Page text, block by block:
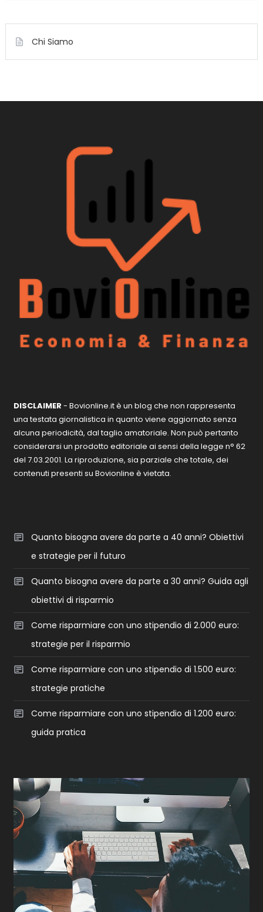
Chi Siamo
DISCLAIMER - Bovionline.it è un blog che non rappresenta
una testata giornalistica in quanto viene aggiornato senza
alcuna periodicità, dal taglio amatoriale. Non può pertanto
considerarsi un prodotto editoriale ai sensi della legge n° 62
del 7.03.2001. La riproduzione, sia parziale che totale, dei
contenuti presenti su Bovionline è vietata.
Quanto bisogna avere da parte a 40 anni? Obiettivi
e strategie per il futuro
Quanto bisogna avere da parte a 30 anni? Guida agli
obiettivi di risparmio
Come risparmiare con uno stipendio di 2.000 euro:
strategie per il risparmio
Come risparmiare con uno stipendio di 1.500 euro:
strategie pratiche
Come risparmiare con uno stipendio di 1.200 euro:
guida pratica